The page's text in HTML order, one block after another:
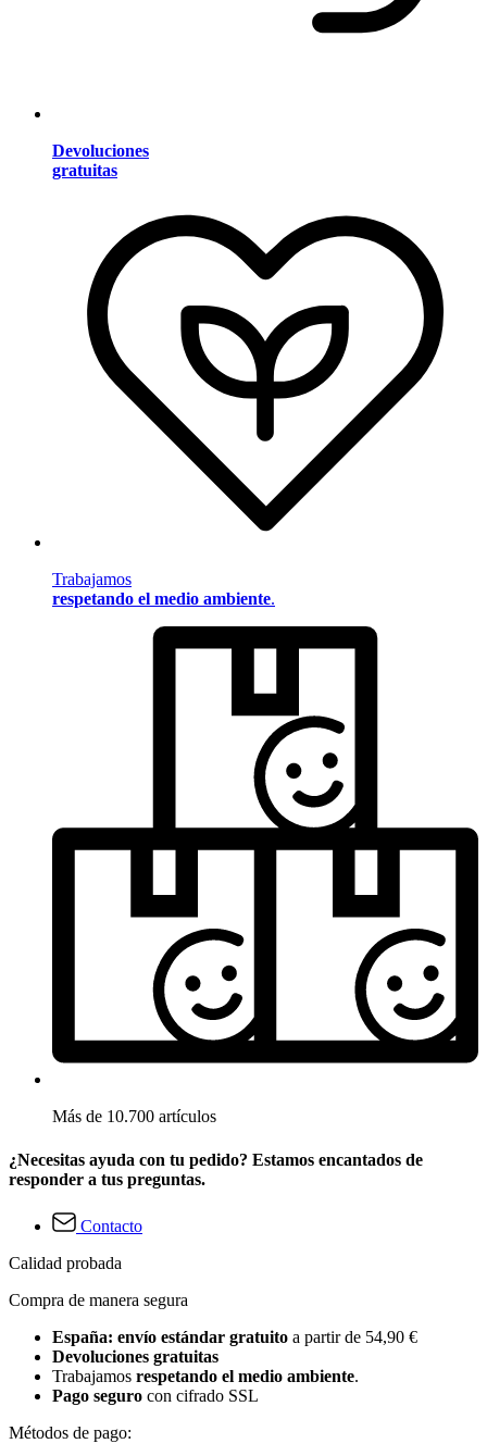
Devoluciones
gratuitas
Trabajamos
respetando el medio ambiente.
Más de 10.700 artículos
¿Necesitas ayuda con tu pedido? Estamos encantados de
responder a tus preguntas.
Contacto
Calidad probada
Compra de manera segura
España: envío estándar gratuito a partir de 54,90 €
Devoluciones gratuitas
Trabajamos respetando el medio ambiente.
Pago seguro con cifrado SSL
Métodos de pago: